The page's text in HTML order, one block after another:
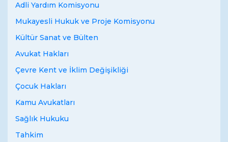
Adli Yardım Komisyonu
Mukayesli Hukuk ve Proje Komisyonu
Kültür Sanat ve Bülten
Avukat Hakları
Çevre Kent ve İklim Değişikliği
Çocuk Hakları
Kamu Avukatları
Sağlık Hukuku
Tahkim